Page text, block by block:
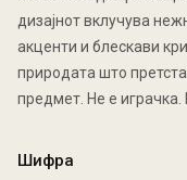
дизајнот вклучува
акценти и блескави
природата што
предмет. Не е
Шифра